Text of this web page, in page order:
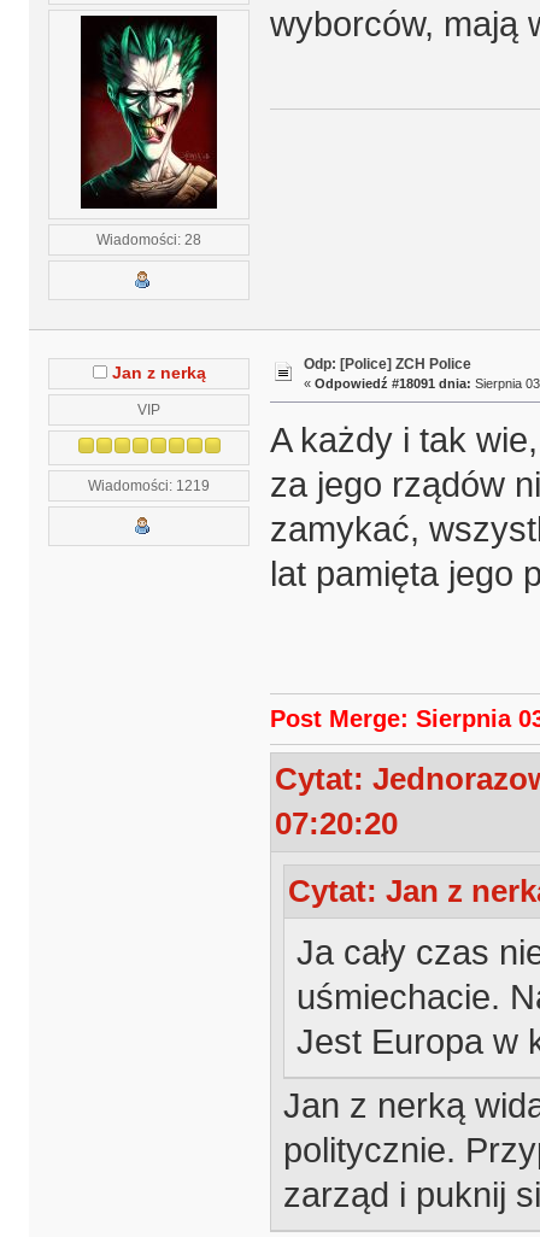
Wiadomości: 28
wyborców, mają
Jan z nerką
VIP
Wiadomości: 1219
Odp: [Police] ZCH Police
« Odpowiedź #18091 dnia: Sierpnia
A każdy i tak
za jego rządów
zamykać,
lat pamięta jego
Post Merge: Sierpnia
Cytat:
07:20:20
Cytat: Jan z
Ja cały czas
uśmiechacie.
Jest Europa w
Jan z nerką
politycznie.
zarząd i puknij